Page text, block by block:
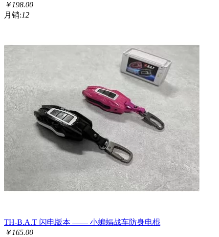
￥198.00
月销:12
TH-B.A.T 闪电版本 —— 小蝙蝠战车防身电棍
￥165.00